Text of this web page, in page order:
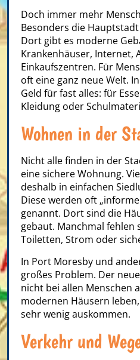
Doch immer mehr
Besonders die
Dort gibt es moderne
Krankenhäuser, Internet,
Einkaufszentren. Für
oft eine ganz neue Welt.
Geld für fast alles: für
Kleidung oder
Wohnen in der
Nicht alle finden in der
eine sichere Wohnung.
deshalb in einfachen
Diese werden oft
genannt. Dort sind die
gebaut. Manchmal fehlen
Toiletten, Strom oder
In Port Moresby und
großes Problem. Der
nicht bei allen Menschen
modernen Häusern
sehr wenig auskommen.
Verkehr und